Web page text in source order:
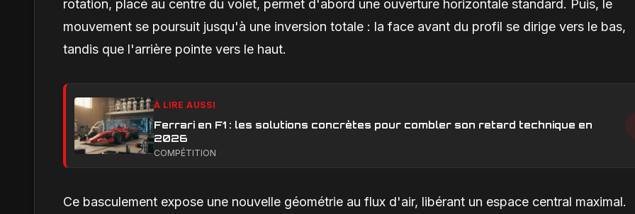
rotation, placé au centre du volet, permet d'abord une ouverture horizontale standard. Puis, le
mouvement se poursuit jusqu'à une inversion totale : la face avant du profil se dirige vers le bas,
tandis que l'arrière pointe vers le haut.
À LIRE AUSSI
Ferrari en F1 : les solutions concrètes pour combler son retard technique en
2026
COMPÉTITION
Ce basculement expose une nouvelle géométrie au flux d'air, libérant un espace central maximal.